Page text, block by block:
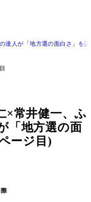
達人が「地方選の面白さ」を
×常井健一、ふ
「地方選の面
ージ目)